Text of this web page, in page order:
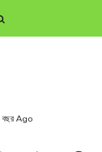
বছর Ago